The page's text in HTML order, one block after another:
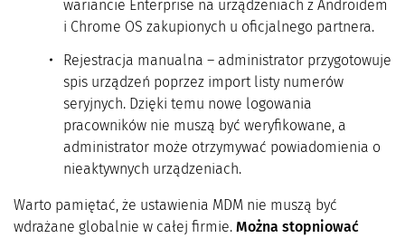
wariancie Enterprise na urządzeniach z Androidem
i Chrome OS zakupionych u oficjalnego partnera.
Rejestracja manualna – administrator przygotowuje
spis urządzeń poprzez import listy numerów
seryjnych. Dzięki temu nowe logowania
pracowników nie muszą być weryfikowane, a
administrator może otrzymywać powiadomienia o
nieaktywnych urządzeniach.
Warto pamiętać, że ustawienia MDM nie muszą być
wdrażane globalnie w całej firmie. Można stopniować